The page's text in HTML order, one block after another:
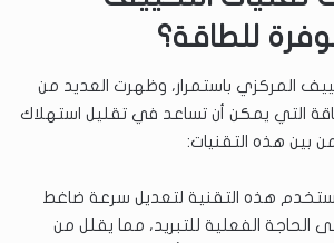
للطاقة؟
المركزي باستمرار، وظهرت العديد من
التي يمكن أن تساعد في تقليل استهلاك
بين هذه التقنيات:
هذه التقنية لتعديل سرعة ضاغط
الحاجة الفعلية للتبريد، مما يقلل من